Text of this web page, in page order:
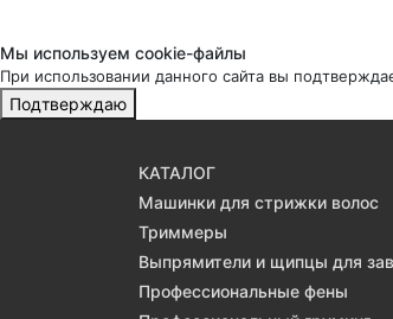
Мы используем cookie-файлы
При использовании данного сайта вы
Подтверждаю
КАТАЛОГ
Машинки для стрижки волос
Триммеры
Выпрямители и щипцы для
Профессиональные фены